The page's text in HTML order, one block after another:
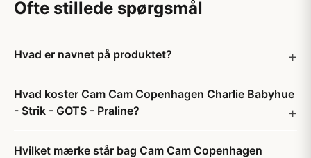
Ofte stillede spørgsmål
Hvad er navnet på produktet?
Hvad koster Cam Cam Copenhagen Charlie Babyhue
- Strik - GOTS - Praline?
Hvilket mærke står bag Cam Cam Copenhagen